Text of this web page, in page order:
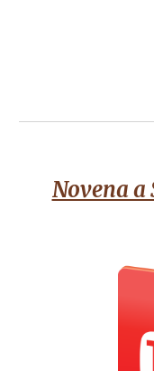
Novena a